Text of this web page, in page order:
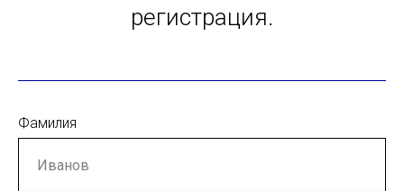
регистрация.
Фамилия